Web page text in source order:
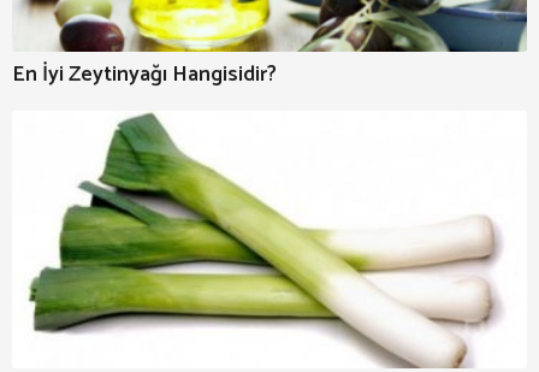
En İyi Zeytinyağı Hangisidir?